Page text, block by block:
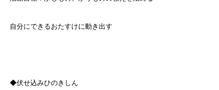
自分にできるおたすけに動き出す
◆伏せ込みひのきしん